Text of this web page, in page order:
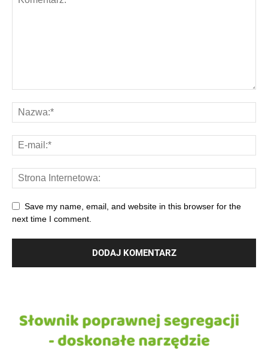
Save my name, email, and website in this browser for the
next time I comment.